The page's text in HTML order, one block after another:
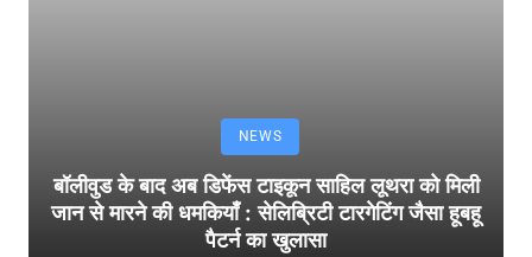
NEWS
बॉलीवुड के बाद अब डिफेंस टाइकून साहिल लूथरा को मिली
जान से मारने की धमकियाँ : सेलिब्रिटी टारगेटिंग जैसा हूबहू
पैटर्न का खुलासा